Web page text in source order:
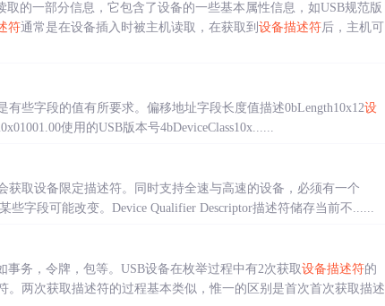
的一部分信息，它包含了设备的一些基本属性信息，如USB规范版
符通常是在设备插入时被主机读取，在获取到 设备描述符后，主机可
有些字段的值有所要求。偏移地址字段长度值描述0bLength10x12设
使用的USB版本号4bDeviceClass10x......
取设备限定描述符。同时支持全速与高速的设备，必须有一个
些字段可能改变。Device Qualifier Descriptor描述符储存当前不......
务，令牌，包等。USB设备在枚举过程中有2次获取设备描述符的
。两次获取描述符的过程基本类似，惟一的区别是首次首次获取描述